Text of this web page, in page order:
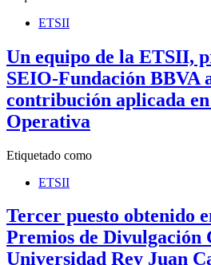
ETSII
Un equipo de la ETSII,
SEIO-Fundación BBVA
contribución aplicada
Operativa
Etiquetado como
ETSII
Tercer puesto obtenido
Premios de Divulgación
Universidad Rey Juan